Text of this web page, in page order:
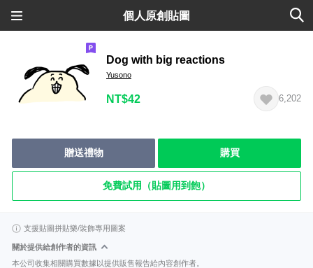
個人原創貼圖
Dog with big reactions
Yusono
NT$42 6,202
贈送禮物 購買
免費試用（貼圖用到飽）
支援貼圖拼貼樂/裝飾專用圖案
關於提供給創作者的資訊
本公司收集相關購買數據以提供販售報告給內容創作者。